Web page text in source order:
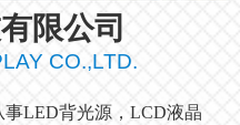
限公司
CO.,LTD.
事LED背光源，LCD液晶